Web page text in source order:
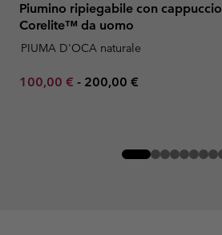
Piumino ripiegabile con cappuccio
Corelite™ da uomo
PIUMA D'OCA naturale
Minimum sale price:
100,00 € - Maximum price:
200,00 €